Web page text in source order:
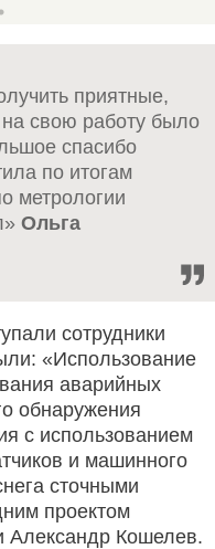
приятные,
свою работу было
спасибо
по итогам
метрологии
Ольга
сотрудники
«Использование
аварийных
обнаружения
с использованием
и машинного
сточными
проектом
Александр Кошелев.